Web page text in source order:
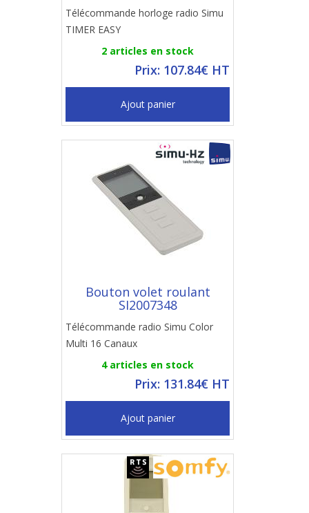
Télécommande horloge radio Simu
TIMER EASY
2 articles en stock
Prix: 107.84€ HT
Ajout panier
Bouton volet roulant
SI2007348
Télécommande radio Simu Color
Multi 16 Canaux
4 articles en stock
Prix: 131.84€ HT
Ajout panier